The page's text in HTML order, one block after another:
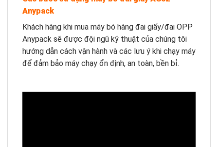
Anypack
Khách hàng khi mua máy bó hàng đai giấy/đai OPP
Anypack sẽ được đội ngũ kỹ thuật của chúng tôi
hướng dẫn cách vận hành và các lưu ý khi chạy máy
để đảm bảo máy chạy ổn định, an toàn, bền bỉ.